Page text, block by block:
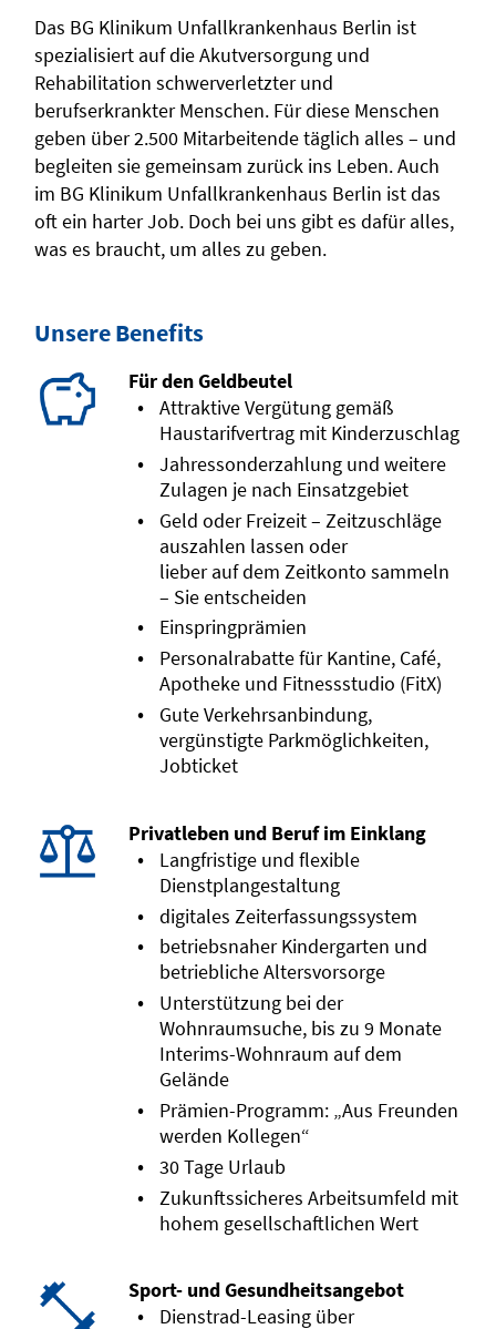
Das BG Klinikum Unfallkrankenhaus Berlin ist
spezialisiert auf die Akutversorgung und
Rehabilitation schwerverletzter und
berufserkrankter Menschen. Für diese Menschen
geben über 2.500 Mitarbeitende täglich alles – und
begleiten sie gemeinsam zurück ins Leben. Auch
im BG Klinikum Unfallkrankenhaus Berlin ist das
oft ein harter Job. Doch bei uns gibt es dafür alles,
was es braucht, um alles zu geben.
Unsere Benefits
Für den Geldbeutel
Attraktive Vergütung gemäß
Haustarifvertrag mit Kinderzuschlag
Jahressonderzahlung und weitere
Zulagen je nach Einsatzgebiet
Geld oder Freizeit – Zeitzuschläge
auszahlen lassen oder
lieber auf dem Zeitkonto sammeln
– Sie entscheiden
Einspringprämien
Personalrabatte für Kantine, Café,
Apotheke und Fitnessstudio (FitX)
Gute Verkehrsanbindung,
vergünstigte Parkmöglichkeiten,
Jobticket
Privatleben und Beruf im Einklang
Langfristige und flexible
Dienstplangestaltung
digitales Zeiterfassungssystem
betriebsnaher Kindergarten und
betriebliche Altersvorsorge
Unterstützung bei der
Wohnraumsuche, bis zu 9 Monate
Interims-Wohnraum auf dem
Gelände
Prämien-Programm: „Aus Freunden
werden Kollegen“
30 Tage Urlaub
Zukunftssicheres Arbeitsumfeld mit
hohem gesellschaftlichen Wert
Sport- und Gesundheitsangebot
Dienstrad-Leasing über